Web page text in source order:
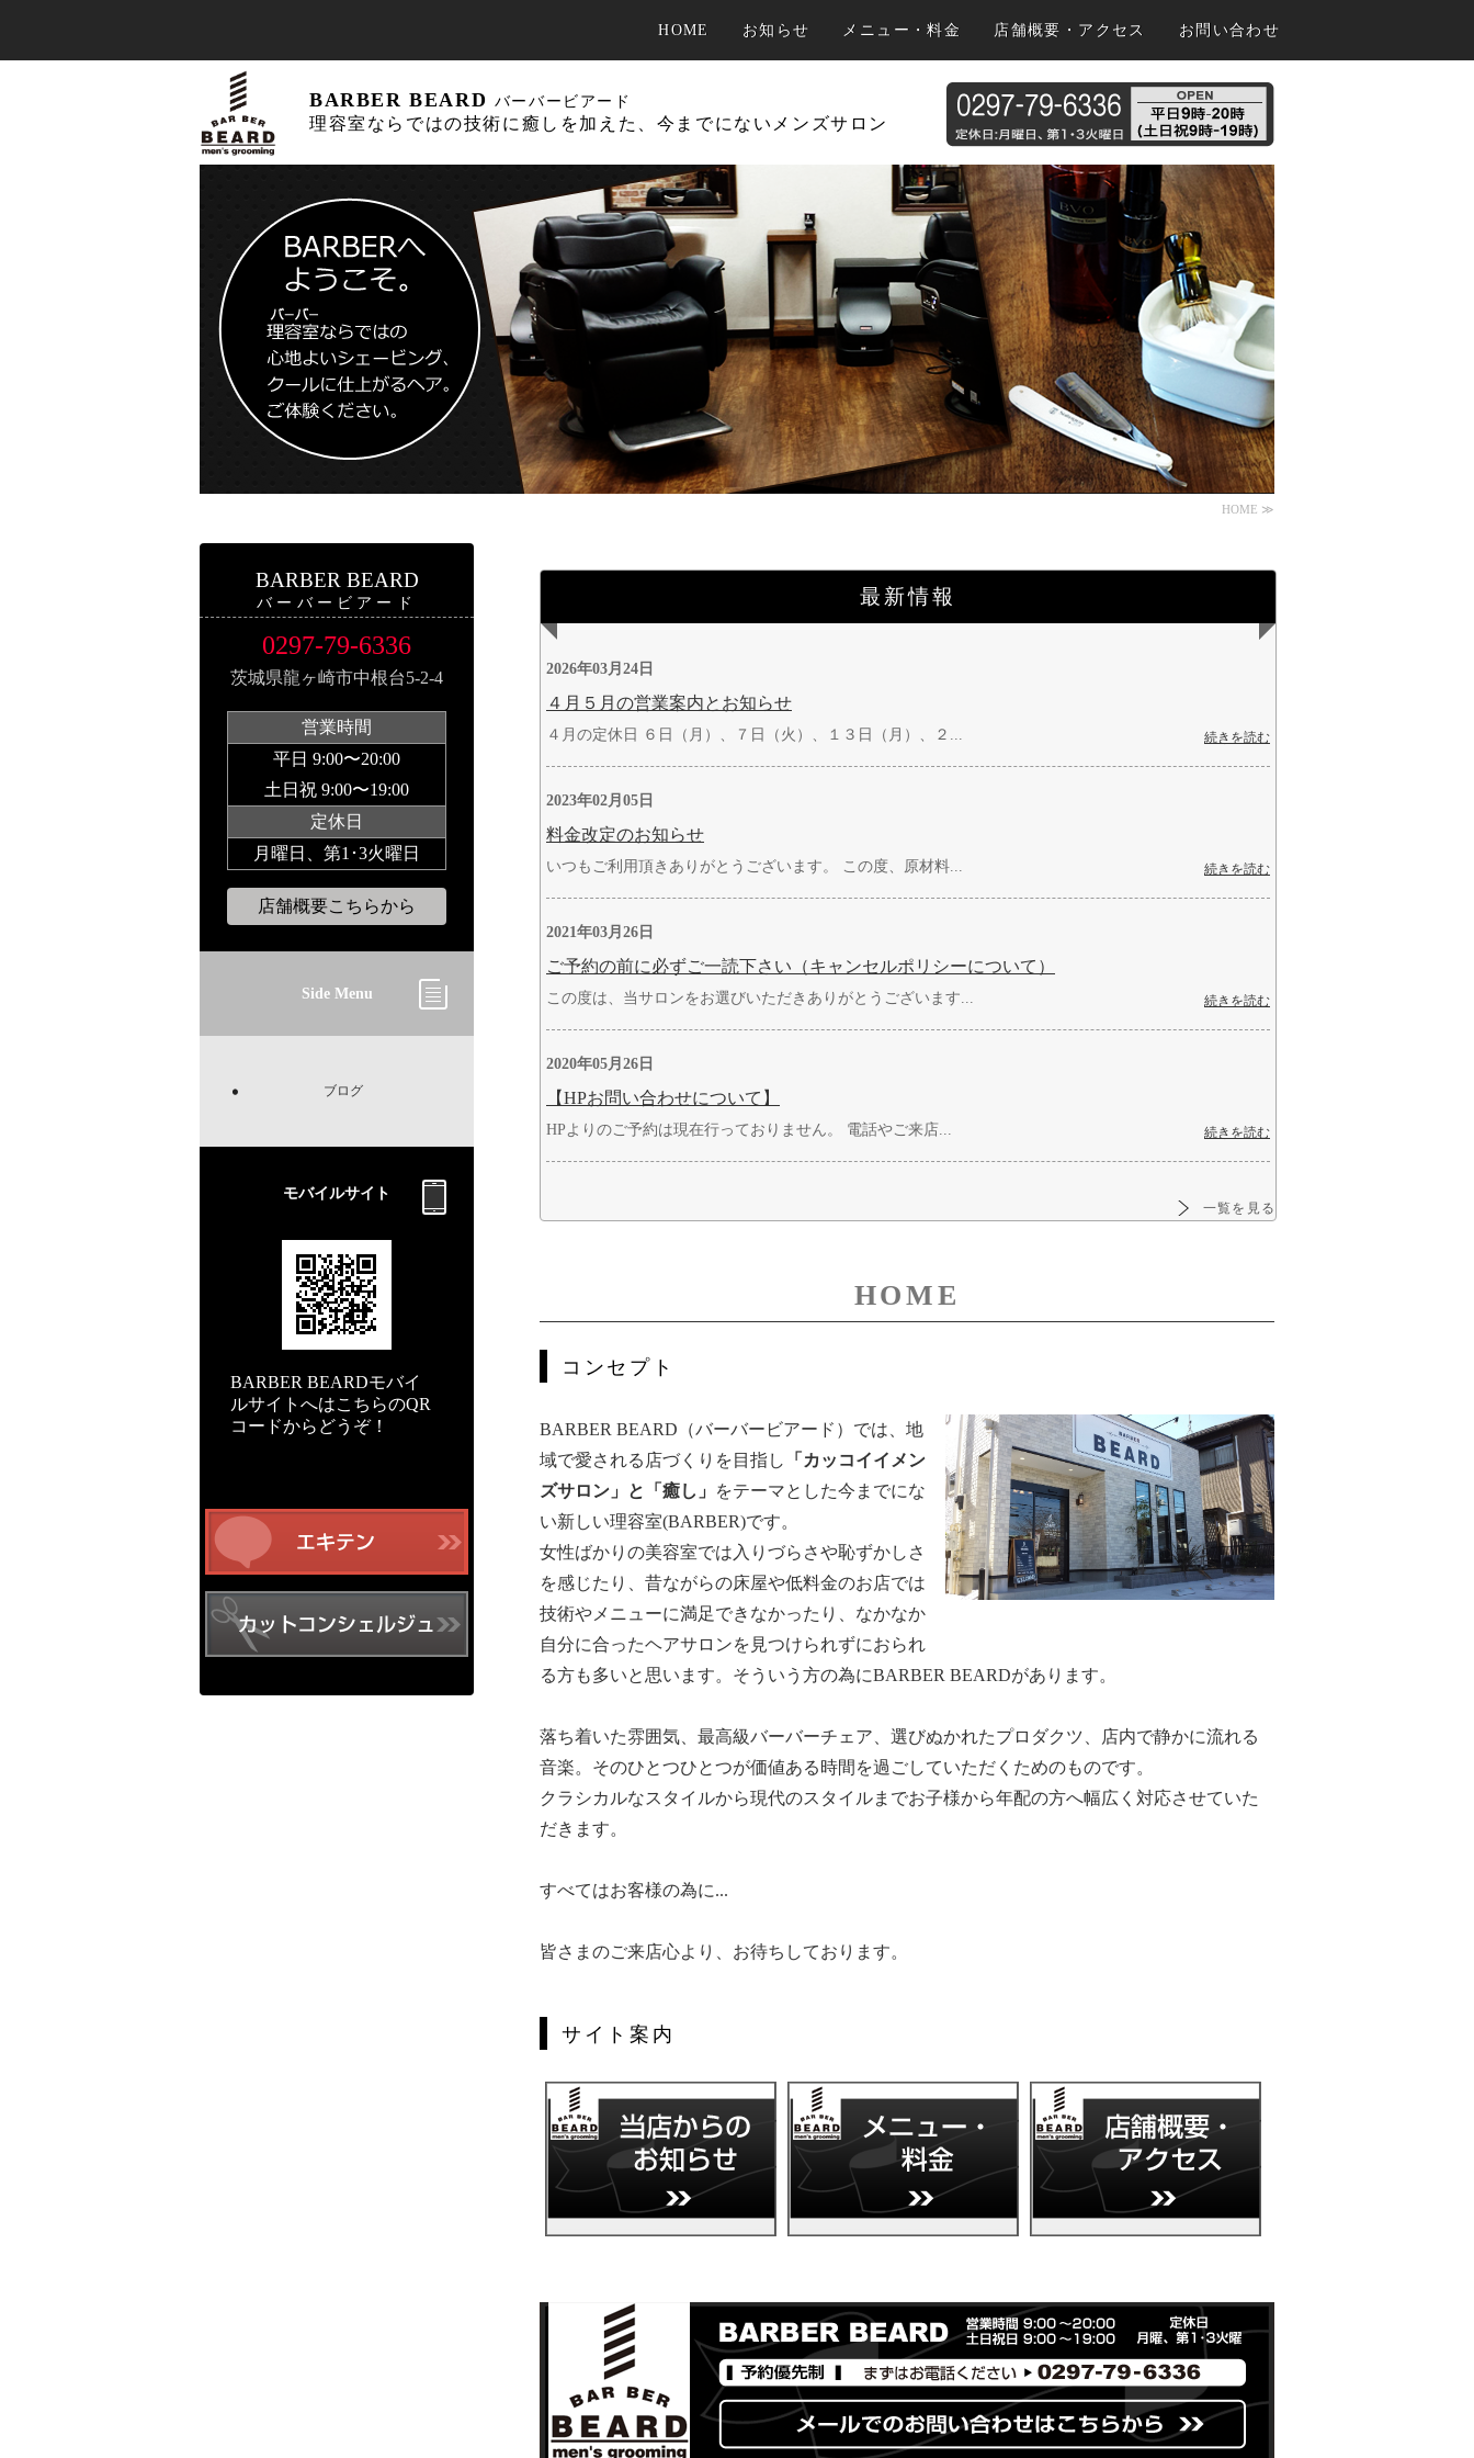
BEARD
バーバー
ビアード
茨城県龍
ヶ崎市
BARBER BEARD バーバービアード
理容室ならではの技術に癒しを加えた、今までにないメンズサロン
HOME お知らせ メニュー・料金 店舗概要・アクセス お問い合わせ
HOME ≫
最新情報
2026年03月24日
４月５月の営業案内とお知らせ
４月の定休日 ６日（月）、７日（火）、１３日（月）、２... 続きを読む
2023年02月05日
料金改定のお知らせ
いつもご利用頂きありがとうございます。 この度、原材料... 続きを読む
2021年03月26日
ご予約の前に必ずご一読下さい（キャンセルポリシーについて）
この度は、当サロンをお選びいただきありがとうございます... 続きを読む
2020年05月26日
【HPお問い合わせについて】
HPよりのご予約は現在行っておりません。 電話やご来店... 続きを読む
一覧を見る
HOME
コンセプト
BARBER BEARD（バーバービアード）では、地
域で愛される店づくりを目指し
「カッコイイメン
ズサロン」と「癒し」
をテーマとした今までにな
い新しい理容室(BARBER)です。
女性ばかりの美容室では入りづらさや恥ずかしさ
を感じたり、昔ながらの床屋や低料金のお店では
技術やメニューに満足できなかったり、なかなか
自分に合ったヘアサロンを見つけられずにおられ
る方も多いと思います。そういう方の為にBARBER BEARDがあります。
落ち着いた雰囲気、最高級バーバーチェア、選びぬかれたプロダクツ、店内で静かに流れる
音楽。そのひとつひとつが価値ある時間を過ごしていただくためのものです。
クラシカルなスタイルから現代のスタイルまでお子様から年配の方へ幅広く対応させていた
だきます。
すべてはお客様の為に...
皆さまのご来店心より、お待ちしております。
サイト案内
BARBER BEARD
バーバービアード
0297-79-6336
茨城県龍ヶ崎市中根台5-2-4
営業時間
平日 9:00〜20:00
土日祝 9:00〜19:00
定休日
月曜日、第1･3火曜日
店舗概要こちらから
Side Menu
ブログ
モバイルサイト
BARBER BEARDモバイ
ルサイトへはこちらのQR
コードからどうぞ！